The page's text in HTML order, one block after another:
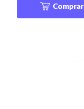
Comprar